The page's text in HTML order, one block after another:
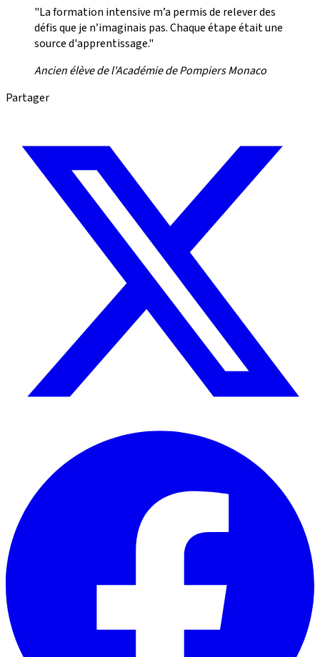
"La formation intensive m’a permis de relever des
défis que je n’imaginais pas. Chaque étape était une
source d'apprentissage."
Ancien élève de l'Académie de Pompiers Monaco
Partager